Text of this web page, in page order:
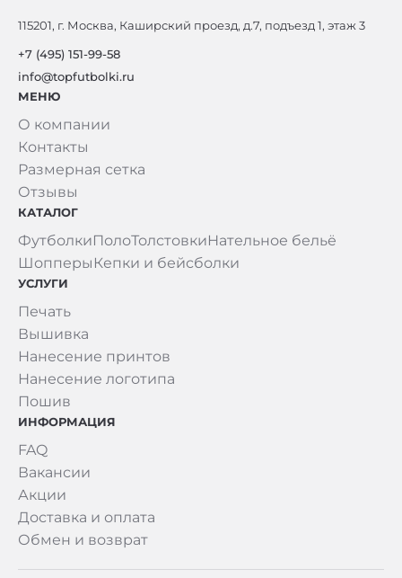
115201, г. Москва, Каширский проезд, д.7, подъезд 1, этаж 3
+7 (495) 151-99-58
info@topfutbolki.ru
МЕНЮ
О компании
Контакты
Размерная сетка
Отзывы
КАТАЛОГ
ФутболкиПолоТолстовкиНательное бельё
Шопперы Кепки и бейсболки
УСЛУГИ
Печать
Вышивка
Нанесение принтов
Нанесение логотипа
Пошив
ИНФОРМАЦИЯ
FAQ
Вакансии
Акции
Доставка и оплата
Обмен и возврат